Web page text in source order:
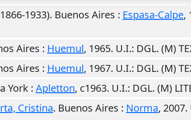
1933). Buenos Aires : Espasa-Calpe,
Aires : Huemul, 1965. U.I.: DGL. (M)
Aires : Huemul, 1967. U.I.: DGL. (M)
York : Apletton, c1963. U.I.: DGL. (M)
Cristina. Buenos Aires : Norma, 2007.